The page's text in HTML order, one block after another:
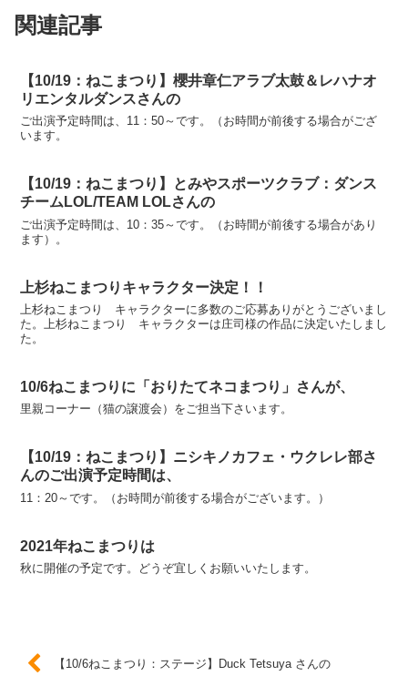
関連記事
【10/19：ねこまつり】櫻井章仁アラブ太鼓＆レハナオ
リエンタルダンスさんの
ご出演予定時間は、11：50～です。（お時間が前後する場合がござ
います。
【10/19：ねこまつり】とみやスポーツクラブ：ダンス
チームLOL/TEAM LOLさんの
ご出演予定時間は、10：35～です。（お時間が前後する場合があり
ます）。
上杉ねこまつりキャラクター決定！！
上杉ねこまつり キャラクターに多数のご応募ありがとうございまし
た。上杉ねこまつり キャラクターは庄司様の作品に決定いたしまし
た。
10/6ねこまつりに「おりたてネコまつり」さんが、
里親コーナー（猫の譲渡会）をご担当下さいます。
【10/19：ねこまつり】ニシキノカフェ・ウクレレ部さ
んのご出演予定時間は、
11：20～です。（お時間が前後する場合がございます。）
2021年ねこまつりは
秋に開催の予定です。どうぞ宜しくお願いいたします。
【10/6ねこまつり：ステージ】Duck Tetsuya さんの